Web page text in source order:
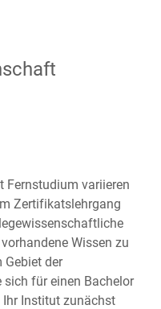
Fernstudium variieren
Zertifikatslehrgang
Wissen zu
Gebiet der
für einen Bachelor
Ihr Institut zunächst